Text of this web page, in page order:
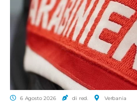
6 Agosto 2026 di red. Verbania